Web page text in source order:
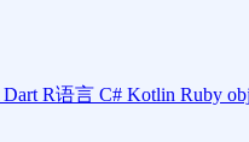
Dart R语言 C# Kotlin Ruby